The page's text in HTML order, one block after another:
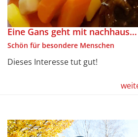
Eine Gans geht mit nachhaus…
Schön für besondere Menschen
Dieses Interesse tut gut!